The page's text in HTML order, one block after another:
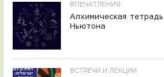
ВПЕЧАТЛЕНИЯ
Алхимическая тетрадь
Ньютона
ВСТРЕЧИ И ЛЕКЦИИ